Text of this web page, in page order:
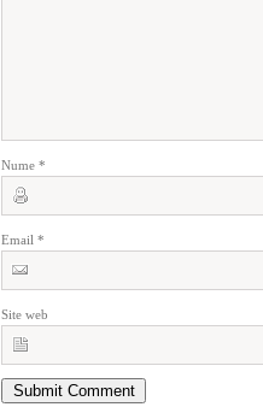
Nume *
Email *
Site web